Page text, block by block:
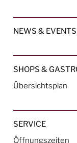
NEWS & EVENTS
SHOPS &
Übersichtsplan
SERVICE
Öffnungszeiten